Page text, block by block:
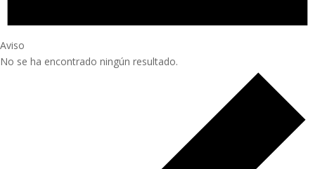
Aviso
No se ha encontrado ningún resultado.